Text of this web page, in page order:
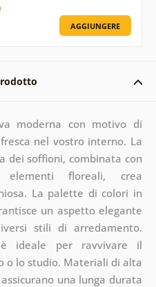
AGGIUNGERE
moderna con motivo di
nel vostro interno. La
dei soffioni, combinata con
floreali, crea
La palette di colori in
un aspetto elegante
stili di arredamento.
ideale per ravvivare il
o lo studio. Materiali di alta
una lunga durata